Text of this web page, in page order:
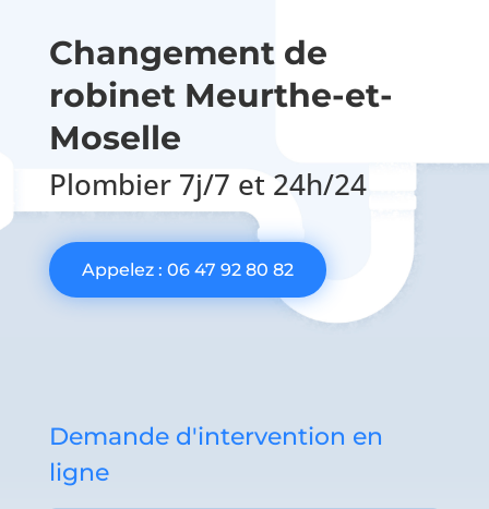
Changement de
robinet Meurthe-et-
Moselle
Plombier 7j/7 et 24h/24
Appelez : 06 47 92 80 82
Demande d'intervention en
ligne